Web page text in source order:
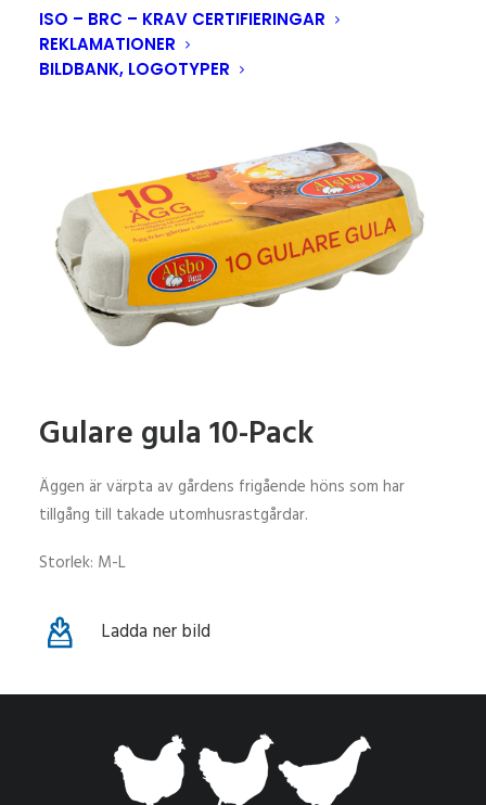
ISO – BRC – KRAV CERTIFIERINGAR
REKLAMATIONER
BILDBANK, LOGOTYPER
Gulare gula 10-Pack
Äggen är värpta av gårdens frigående höns som har
tillgång till takade utomhusrastgårdar.
Storlek: M-L
Ladda ner bild